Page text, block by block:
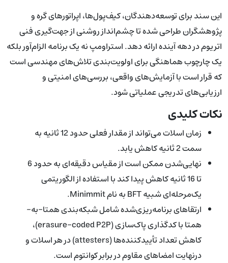
این سند برای توسعه‌دهندگان، کیف‌پول‌ها، اپراتورهای گره و
پژوهشگران طراحی شده تا چشم‌انداز روشنی از جهت‌گیری فنی
اتریوم در دهه آینده ارائه دهد. استراومپ نه یک برنامه الزام‌آور بلکه
یک چارچوب هماهنگی برای اولویت‌بندی تلاش‌های مهندسی است
که قرار است با آزمایش‌های واقعی، بررسی‌های امنیتی و
ارزیابی‌های تدریجی عملیاتی شود.
نکات کلیدی
زمان اسلات می‌تواند از مقدار فعلی حدود 12 ثانیه به
سمت 2 ثانیه کاهش یابد.
نهایی‌شدن ممکن است از مقیاس دقیقه‌ای به حدود 6
تا 16 ثانیه کاهش پیدا کند با استفاده از الگوریتمی
یک‌مرحله‌ای شبیه BFT به نام Minimmit.
ارتقاهای برنامه‌ریزی‌شده شامل شبکه‌بندی همتا-به-
همتا با کدگذاری پاک‌سازی (erasure-coded P2P)،
کاهش تعداد تأییدکننده‌ها (attesters) در هر اسلات و
درنهایت امضاهای مقاوم در برابر کوانتوم است.